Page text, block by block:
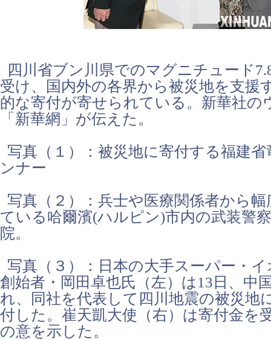
四川省ブン川県でのマグニチュード
受け、国内外の各界から被災地を支援
的な寄付が寄せられている。新華社の
「新華網」が伝えた。
写真（１）：被災地に寄付する福建
ンナー
写真（２）：兵士や医療関係者から
ている哈爾濱(ハルピン)市内の武装警
院。
写真（３）：日本の大手スーパー・
創始者・岡田卓也氏（左）は13日、中
れ、同社を代表して四川地震の被災地
付した。崔天凱大使（右）は寄付金を
の意を示した。